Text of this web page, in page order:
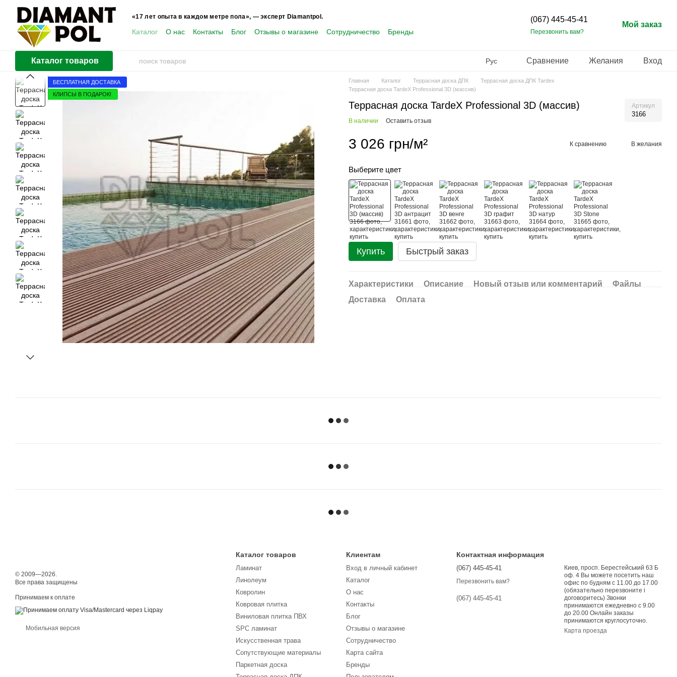
Перейти к основному контенту
«17 лет опыта в каждом метре пола», — эксперт Diamantpol.
Каталог О нас Контакты Блог Отзывы о магазине Сотрудничество
Бренды
(067) 445-45-41
Перезвонить вам?
Мой заказ
Каталог товаров Рус Сравнение Желания Вход
БЕСПЛАТНАЯ ДОСТАВКА
КЛИПСЫ В ПОДАРОК!
Главная Каталог Террасная доска ДПК
Террасная доска ДПК Tardex
Террасная доска TardeX Professional 3D (массив)
Террасная доска TardeX Professional 3D (массив) Артикул
3166
В наличии Оставить отзыв
3 026 грн/м² К сравнению В желания
Выберите цвет
Купить Быстрый заказ
Характеристики Описание Новый отзыв или комментарий
Файлы
Доставка
Оплата
© 2009—2026.
Все права защищены
Принимаем к оплате
Мобильная версия
Каталог товаров
Ламинат
Линолеум
Кoврoлин
Ковровая плитка
Виниловая плитка ПВХ
SPC ламинат
Искусственная трава
Сопутствующие материалы
Паркетная доска
Клиентам
Вход в личный кабинет
Каталог
О нас
Контакты
Блог
Отзывы о магазине
Сотрудничество
Карта сайта
Бренды
Контактная информация
(067) 445-45-41
Перезвонить вам?
(067) 445-45-41
Киев, просп. Берестейський 63 Б
оф. 4 Вы можете посетить наш
офис по будням с 11.00 до 17.00
(обязательно перезвоните і
договоритесь) Звонки
принимаются ежедневно с 9.00
до 20.00 Онлайн заказы
принимаются круглосуточно.
Карта проезда